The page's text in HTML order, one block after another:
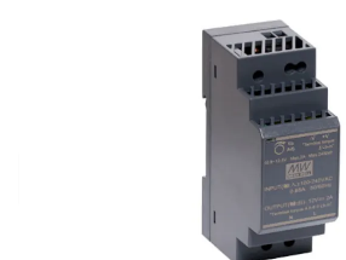
Offerte aanvragen